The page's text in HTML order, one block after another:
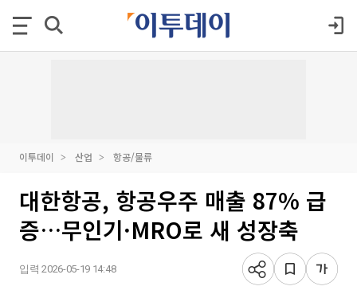
이투데이 산업 항공/물류
대한항공, 항공우주 매출 87% 급
증…무인기·MRO로 새 성장축
입력 2026-05-19 14:48